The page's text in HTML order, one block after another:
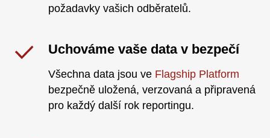
požadavky vašich odběratelů.
Uchováme vaše data v bezpečí
Všechna data jsou ve Flagship Platform
bezpečně uložená, verzovaná a připravená
pro každý další rok reportingu.